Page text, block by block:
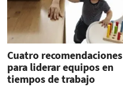
Cuatro recomendaciones
para liderar equipos en
tiempos de trabajo